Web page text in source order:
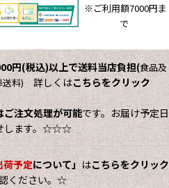
※ご利用額7000円ま
で
円(税込)以上で送料当店負担(食品及
料)詳しくはこちらをクリック
注文処理が可能です。お届け予定日
します。☆☆☆
荷予定について」はこちらをクリック
ください。☆